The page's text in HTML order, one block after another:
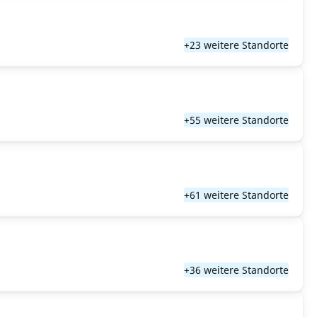
+23 weitere Standorte
+55 weitere Standorte
+61 weitere Standorte
+36 weitere Standorte